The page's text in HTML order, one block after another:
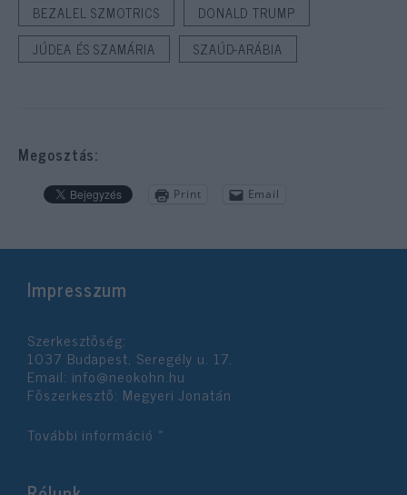
BEZALEL SZMOTRICS
DONALD TRUMP
JÚDEA ÉS SZAMÁRIA
SZAÚD-ARÁBIA
Megosztás:
Print Email
Impresszum
Szerkesztőség:
1037 Budapest, Seregély u. 17.
Email: info@neokohn.hu
Főszerkesztő: Megyeri Jonatán
További információ »